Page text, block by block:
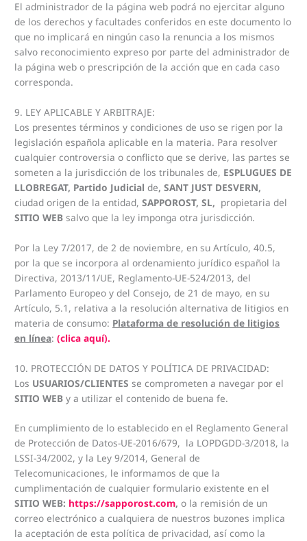
El administrador de la página web podrá no ejercitar alguno
de los derechos y facultades conferidos en este documento lo
que no implicará en ningún caso la renuncia a los mismos
salvo reconocimiento expreso por parte del administrador de
la página web o prescripción de la acción que en cada caso
corresponda.
9. LEY APLICABLE Y ARBITRAJE:
Los presentes términos y condiciones de uso se rigen por la
legislación española aplicable en la materia. Para resolver
cualquier controversia o conflicto que se derive, las partes se
someten a la jurisdicción de los tribunales de, ESPLUGUES DE
LLOBREGAT, Partido Judicialde, SANT JUST DESVERN,
ciudad origen de la entidad, SAPPOROST, SL, propietaria del
SITIO WEB salvo que la ley imponga otra jurisdicción.
Por la Ley 7/2017, de 2 de noviembre, en su Artículo, 40.5,
por la que se incorpora al ordenamiento jurídico español la
Directiva, 2013/11/UE, Reglamento-UE-524/2013, del
Parlamento Europeo y del Consejo, de 21 de mayo, en su
Artículo, 5.1, relativa a la resolución alternativa de litigios en
materia de consumo: Plataforma de resolución de litigios
en línea:(clica aquí).
10. PROTECCIÓN DE DATOS Y POLÍTICA DE PRIVACIDAD:
Los USUARIOS/CLIENTES se comprometen a navegar por el
SITIO WEB y a utilizar el contenido de buena fe.
En cumplimiento de lo establecido en el Reglamento General
de Protección de Datos-UE-2016/679, la LOPDGDD-3/2018, la
LSSI-34/2002, y la Ley 9/2014, General de
Telecomunicaciones, le informamos de que la
cumplimentación de cualquier formulario existente en el
SITIO WEB: https://sapporost.com,o la remisión de un
correo electrónico a cualquiera de nuestros buzones implica
la aceptación de esta política de privacidad, así como la